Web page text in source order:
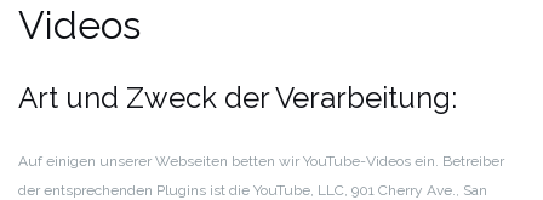
Videos
Art und Zweck der Verarbeitung:
Auf einigen unserer Webseiten betten wir YouTube-Videos ein. Betreiber
der entsprechenden Plugins ist die YouTube, LLC, 901 Cherry Ave., San